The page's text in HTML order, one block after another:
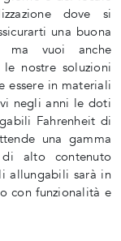
dove si
una buona
ma vuoi anche
nostre soluzioni
essere in materiali
negli anni le doti
Fahrenheit di
una gamma
alto contenuto
allungabili sarà in
con funzionalità e